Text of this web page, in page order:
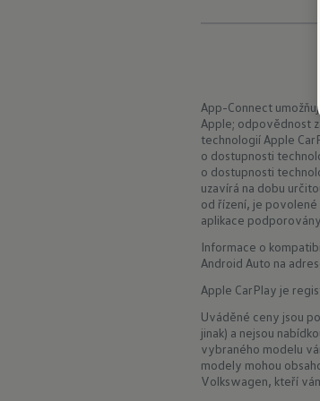
App-Connect
Apple; odpovědnost
technologií Apple
o dostupnosti
o dostupnosti
uzavírá na dobu
od řízení, je
aplikace
Informace o
Android Auto na
Apple CarPlay je
Uváděné ceny jsou
jinak) a nejsou
vybraného modelu
modely mohou
Volkswagen, kteří